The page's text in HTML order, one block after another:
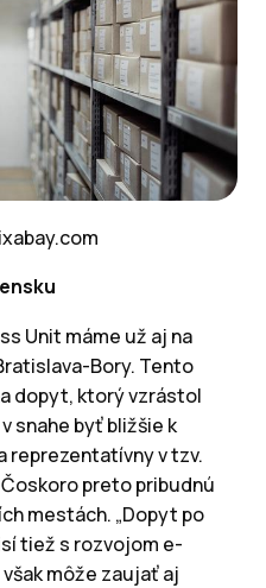
Unit máme už aj na
Bory. Tento
dopyt, ktorý vzrástol
snahe byť bližšie k
reprezentatívny v tzv.
preto pribudnú
mestách. „Dopyt po
tiež s rozvojom e-
môže zaujať aj